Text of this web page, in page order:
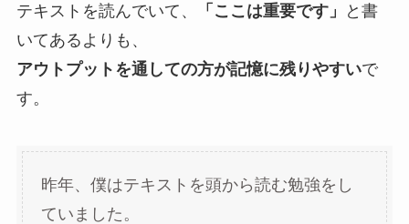
テキストを読んでいて、 「ここは重要です」
と書
いてあるよりも、
アウトプットを通しての方が記憶に残りやすいで
す。
昨年、僕はテキストを頭から読む勉強をし
ていました。